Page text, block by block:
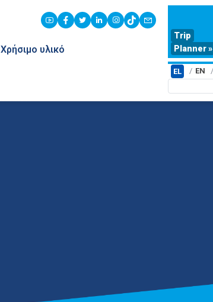
Χρήσιμο υλικό
youtubefacebook
twitterlinkedininstagram
tiktokcontact
Trip
Planner »
EL EN